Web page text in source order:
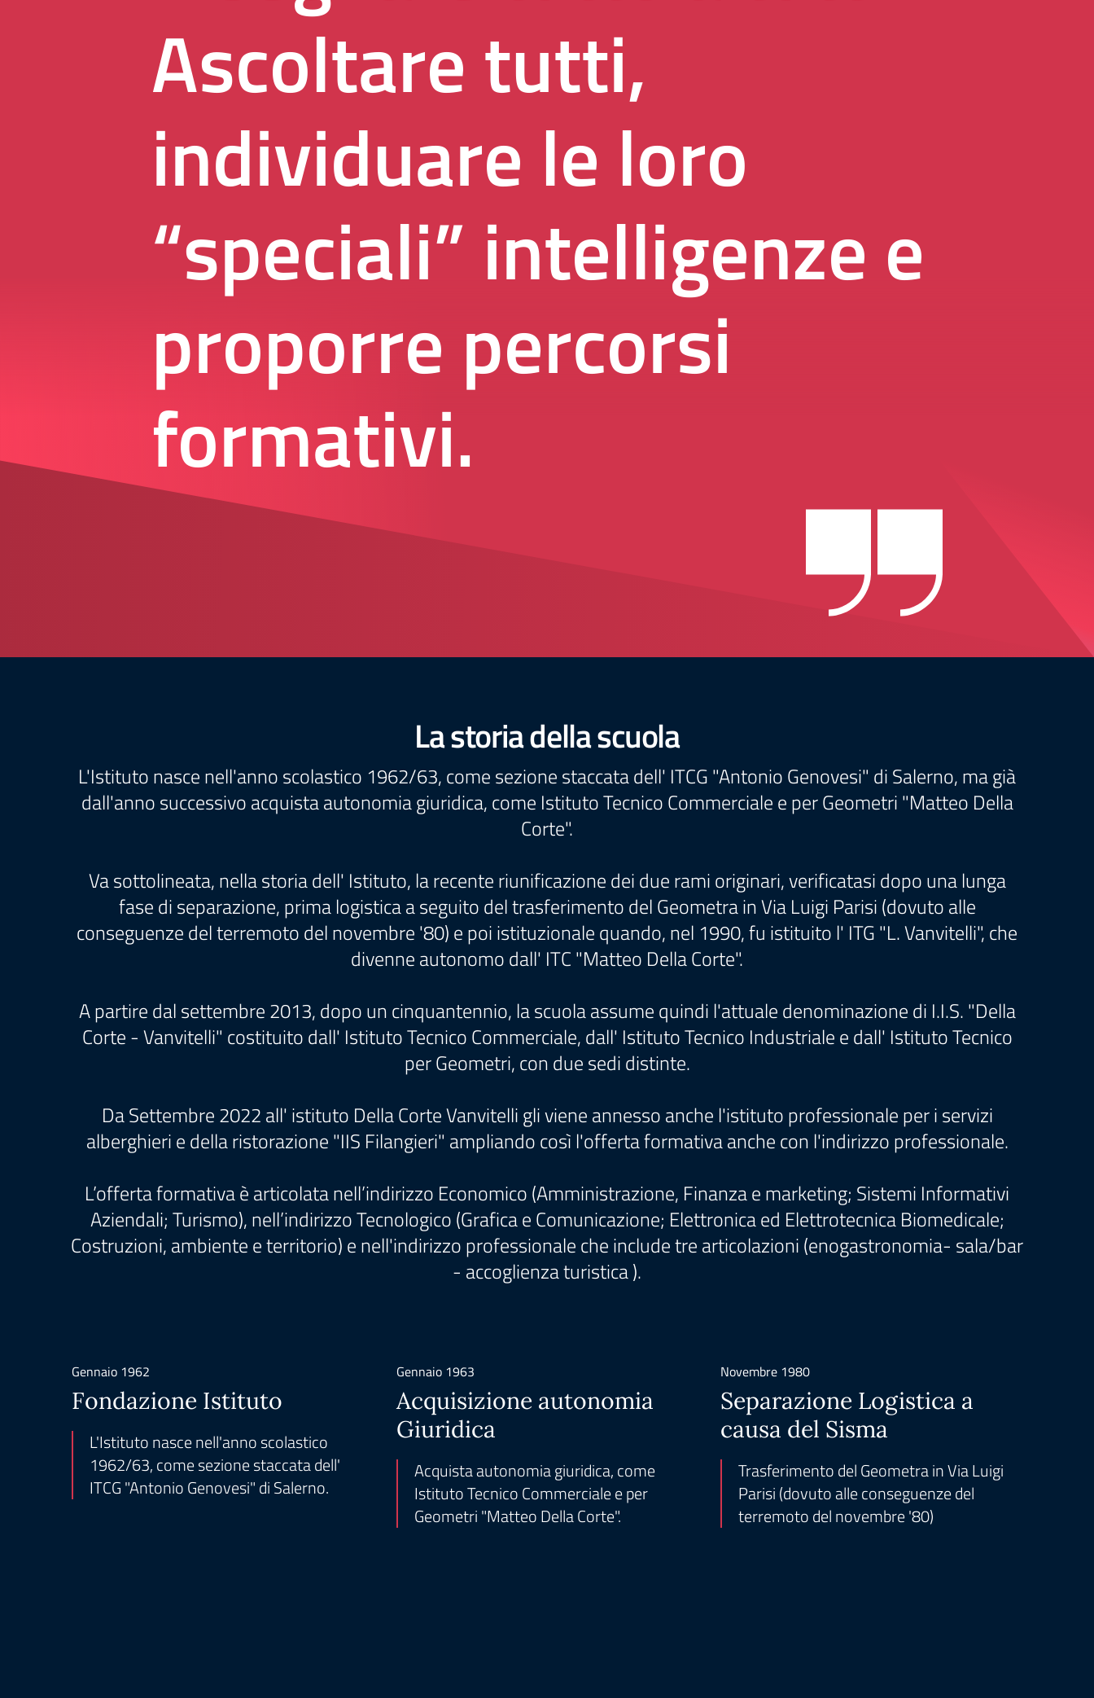
Ascoltare tutti,
individuare le loro
“speciali” intelligenze e
proporre percorsi
formativi.
La storia della scuola
L'Istituto nasce nell'anno scolastico 1962/63, come sezione staccata dell' ITCG "Antonio Genovesi" di Salerno, ma già
dall'anno successivo acquista autonomia giuridica, come Istituto Tecnico Commerciale e per Geometri "Matteo Della
Corte".
Va sottolineata, nella storia dell' Istituto, la recente riunificazione dei due rami originari, verificatasi dopo una lunga
fase di separazione, prima logistica a seguito del trasferimento del Geometra in Via Luigi Parisi (dovuto alle
conseguenze del terremoto del novembre '80) e poi istituzionale quando, nel 1990, fu istituito l' ITG "L. Vanvitelli", che
divenne autonomo dall' ITC "Matteo Della Corte".
A partire dal settembre 2013, dopo un cinquantennio, la scuola assume quindi l'attuale denominazione di I.I.S. "Della
Corte - Vanvitelli" costituito dall' Istituto Tecnico Commerciale, dall' Istituto Tecnico Industriale e dall' Istituto Tecnico
per Geometri, con due sedi distinte.
Da Settembre 2022 all' istituto Della Corte Vanvitelli gli viene annesso anche l'istituto professionale per i servizi
alberghieri e della ristorazione "IIS Filangieri" ampliando così l'offerta formativa anche con l'indirizzo professionale.
L’offerta formativa è articolata nell’indirizzo Economico (Amministrazione, Finanza e marketing; Sistemi Informativi
Aziendali; Turismo), nell’indirizzo Tecnologico (Grafica e Comunicazione; Elettronica ed Elettrotecnica Biomedicale;
Costruzioni, ambiente e territorio) e nell'indirizzo professionale che include tre articolazioni (enogastronomia- sala/bar
- accoglienza turistica ).
Gennaio 1962
Fondazione Istituto
L'Istituto nasce nell'anno scolastico
1962/63, come sezione staccata dell'
ITCG "Antonio Genovesi" di Salerno.
Gennaio 1963
Acquisizione autonomia
Giuridica
Acquista autonomia giuridica, come
Istituto Tecnico Commerciale e per
Geometri "Matteo Della Corte".
Novembre 1980
Separazione Logistica a
causa del Sisma
Trasferimento del Geometra in Via Luigi
Parisi (dovuto alle conseguenze del
terremoto del novembre '80)